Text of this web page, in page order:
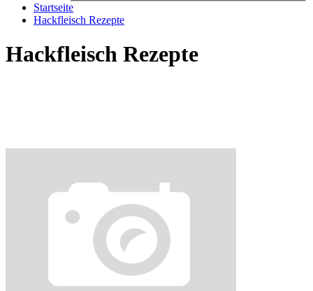
Startseite
Hackfleisch Rezepte
Hackfleisch Rezepte